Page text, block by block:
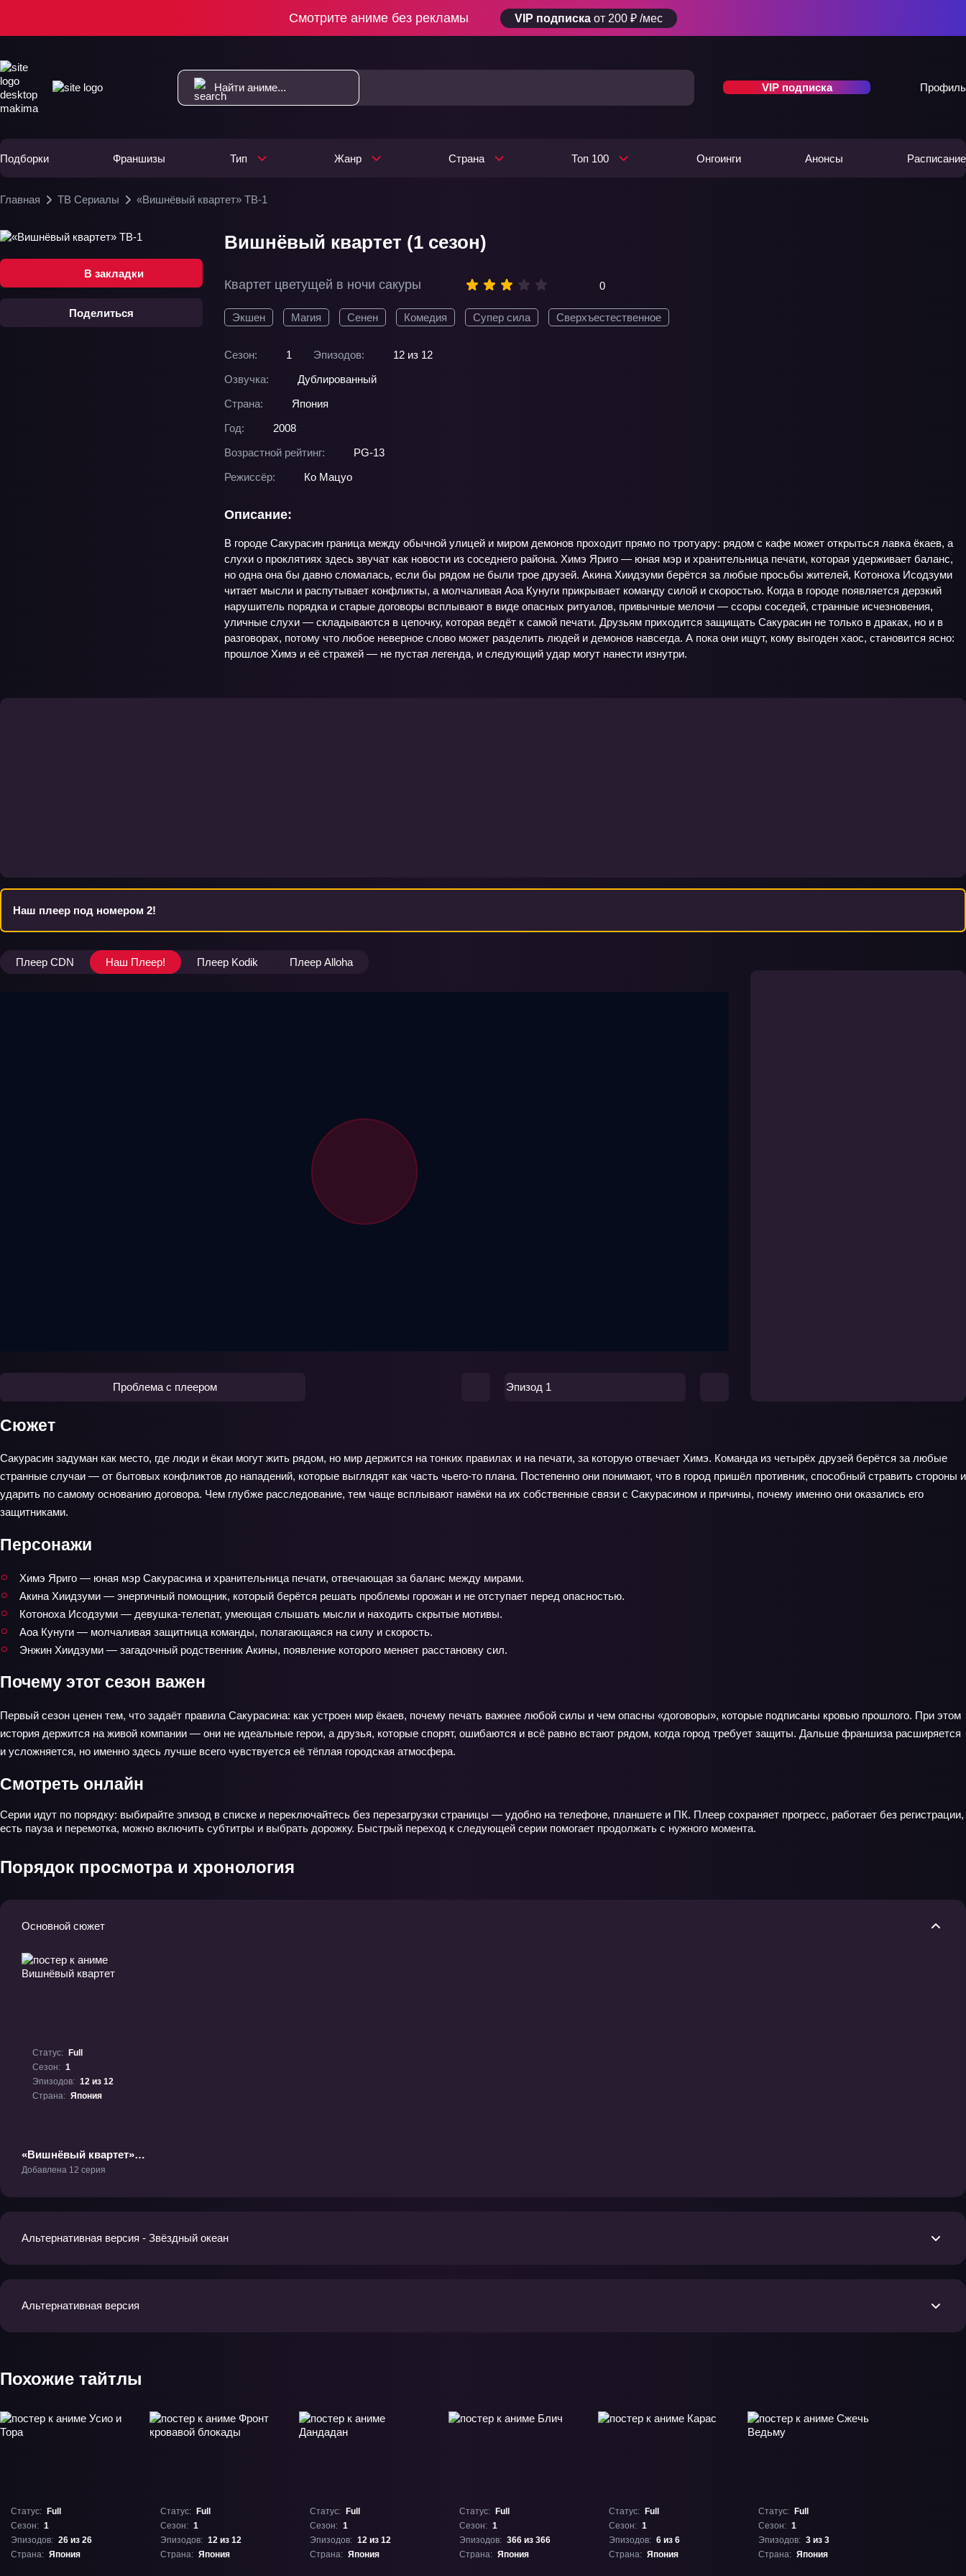
Смотрите аниме без рекламы VIP подписка от 200 ₽ /мес
VIP подписка Профиль
Подборки Франшизы Тип Жанр Страна Топ 100 Онгоинги Анонсы Расписание
Главная ТВ Сериалы «Вишнёвый квартет» ТВ-1
В закладки
Поделиться
Вишнёвый квартет (1 сезон)
Квартет цветущей в ночи сакуры 0
Экшен Магия Сенен Комедия Супер сила Сверхъестественное
Сезон: 1 Эпизодов:
12 из 12
Озвучка:
Дублированный
Страна:
Япония
Год:
2008
Возрастной рейтинг:
PG-13
Режиссёр:
Ко Мацуо
Описание:
В городе Сакурасин граница между обычной улицей и миром демонов проходит прямо по тротуару: рядом с кафе может открыться лавка ёкаев, а
слухи о проклятиях здесь звучат как новости из соседнего района. Химэ Яриго — юная мэр и хранительница печати, которая удерживает баланс,
но одна она бы давно сломалась, если бы рядом не были трое друзей. Акина Хиидзуми берётся за любые просьбы жителей, Котоноха Исодзуми
читает мысли и распутывает конфликты, а молчаливая Аоа Кунуги прикрывает команду силой и скоростью. Когда в городе появляется дерзкий
нарушитель порядка и старые договоры всплывают в виде опасных ритуалов, привычные мелочи — ссоры соседей, странные исчезновения,
уличные слухи — складываются в цепочку, которая ведёт к самой печати. Друзьям приходится защищать Сакурасин не только в драках, но и в
разговорах, потому что любое неверное слово может разделить людей и демонов навсегда. А пока они ищут, кому выгоден хаос, становится ясно:
прошлое Химэ и её стражей — не пустая легенда, и следующий удар могут нанести изнутри.
Наш плеер под номером 2!
Плеер CDN Наш Плеер! Плеер Kodik Плеер Alloha
Проблема с плеером Эпизод 1
Сюжет
Сакурасин задуман как место, где люди и ёкаи могут жить рядом, но мир держится на тонких правилах и на печати, за которую отвечает Химэ. Команда из четырёх друзей берётся за любые
странные случаи — от бытовых конфликтов до нападений, которые выглядят как часть чьего‑то плана. Постепенно они понимают, что в город пришёл противник, способный стравить стороны и
ударить по самому основанию договора. Чем глубже расследование, тем чаще всплывают намёки на их собственные связи с Сакурасином и причины, почему именно они оказались его
защитниками.
Персонажи
Химэ Яриго — юная мэр Сакурасина и хранительница печати, отвечающая за баланс между мирами.
Акина Хиидзуми — энергичный помощник, который берётся решать проблемы горожан и не отступает перед опасностью.
Котоноха Исодзуми — девушка-телепат, умеющая слышать мысли и находить скрытые мотивы.
Аоа Кунуги — молчаливая защитница команды, полагающаяся на силу и скорость.
Энжин Хиидзуми — загадочный родственник Акины, появление которого меняет расстановку сил.
Почему этот сезон важен
Первый сезон ценен тем, что задаёт правила Сакурасина: как устроен мир ёкаев, почему печать важнее любой силы и чем опасны «договоры», которые подписаны кровью прошлого. При этом
история держится на живой компании — они не идеальные герои, а друзья, которые спорят, ошибаются и всё равно встают рядом, когда город требует защиты. Дальше франшиза расширяется
и усложняется, но именно здесь лучше всего чувствуется её тёплая городская атмосфера.
Смотреть онлайн
Серии идут по порядку: выбирайте эпизод в списке и переключайтесь без перезагрузки страницы — удобно на телефоне, планшете и ПК. Плеер сохраняет прогресс, работает без регистрации,
есть пауза и перемотка, можно включить субтитры и выбрать дорожку. Быстрый переход к следующей серии помогает продолжать с нужного момента.
Порядок просмотра и хронология
Основной сюжет
Статус:
Full
Сезон: 1
Эпизодов: 12 из 12
Страна: Япония
«Вишнёвый квартет»
ТВ-1
Добавлена 12 серия
Альтернативная версия - Звёздный океан
Альтернативная версия
Похожие тайтлы
Статус:
Full
Сезон: 1
Эпизодов: 26 из 26
Страна: Япония
Статус:
Full
Сезон: 1
Эпизодов: 12 из 12
Страна: Япония
Статус:
Full
Сезон: 1
Эпизодов: 12 из 12
Страна: Япония
Статус:
Full
Сезон: 1
Эпизодов: 366 из 366
Страна: Япония
Статус:
Full
Сезон: 1
Эпизодов: 6 из 6
Страна: Япония
Статус:
Full
Сезон: 1
Эпизодов: 3 из 3
Страна: Япония